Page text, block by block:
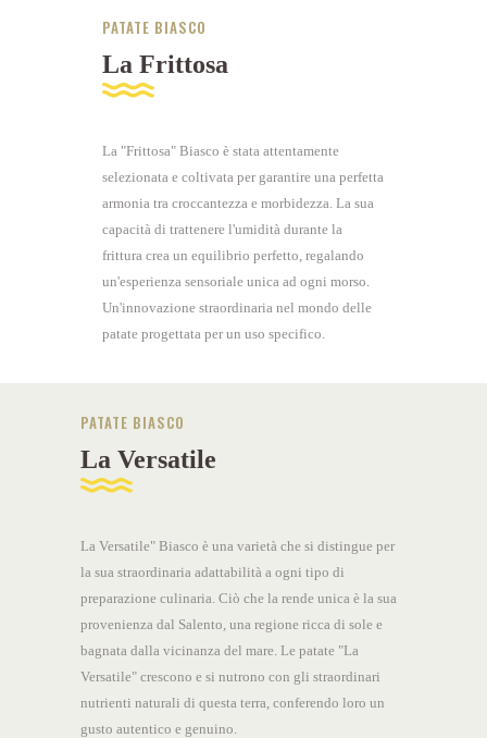
PATATE BIASCO
La Frittosa
La "Frittosa" Biasco è stata attentamente
selezionata e coltivata per garantire una perfetta
armonia tra croccantezza e morbidezza. La sua
capacità di trattenere l'umidità durante la
frittura crea un equilibrio perfetto, regalando
un'esperienza sensoriale unica ad ogni morso.
Un'innovazione straordinaria nel mondo delle
patate progettata per un uso specifico.
PATATE BIASCO
La Versatile
La Versatile" Biasco è una varietà che si distingue per
la sua straordinaria adattabilità a ogni tipo di
preparazione culinaria. Ciò che la rende unica è la sua
provenienza dal Salento, una regione ricca di sole e
bagnata dalla vicinanza del mare. Le patate "La
Versatile" crescono e si nutrono con gli straordinari
nutrienti naturali di questa terra, conferendo loro un
gusto autentico e genuino.